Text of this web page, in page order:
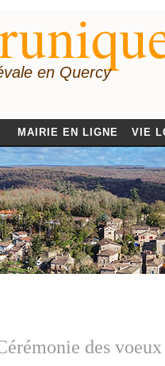
en Quercy
MAIRIE EN LIGNE VIE
des voeux